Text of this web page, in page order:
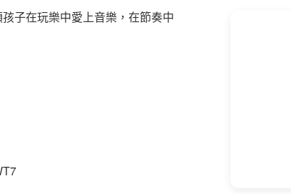
子在玩樂中愛上音樂，在節奏中